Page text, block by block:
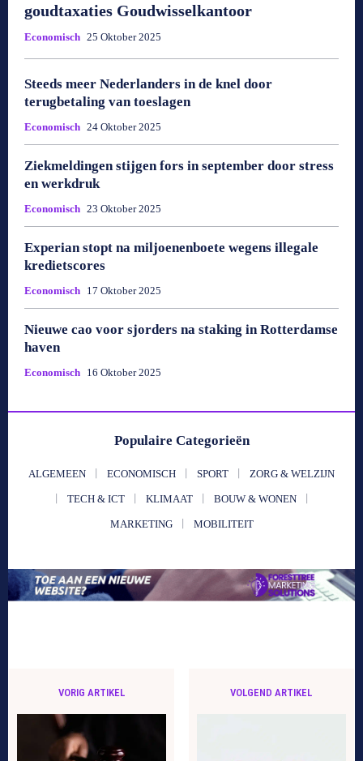
goudtaxaties Goudwisselkantoor
Economisch 25 Oktober 2025
Steeds meer Nederlanders in de knel door
terugbetaling van toeslagen
Economisch 24 Oktober 2025
Ziekmeldingen stijgen fors in september door stress
en werkdruk
Economisch 23 Oktober 2025
Experian stopt na miljoenenboete wegens illegale
kredietscores
Economisch 17 Oktober 2025
Nieuwe cao voor sjorders na staking in Rotterdamse
haven
Economisch 16 Oktober 2025
Populaire Categorieën
ALGEMEEN ECONOMISCH SPORT ZORG & WELZIJN
TECH & ICT KLIMAAT BOUW & WONEN
MARKETING MOBILITEIT
VORIG ARTIKEL VOLGEND ARTIKEL